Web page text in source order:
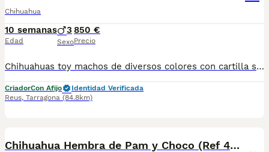
Chihuahua
10 semanas
Edad
3
Sexo
850 €
Precio
Chihuahuas toy machos de diversos colores con cartilla sanitaria vacuna chip desparasitación con garantía víricas y congenitas
CriadorCon Afijo
Identidad Verificada
Reus, Tarragona (84.8km)
Chihuahua Hembra de Pam y Choco (Ref 4143)